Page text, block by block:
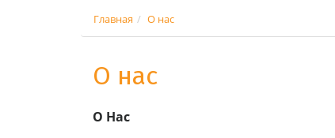
Главная О нас
О нас
О Нас